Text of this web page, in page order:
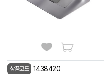
상품코드 1438420